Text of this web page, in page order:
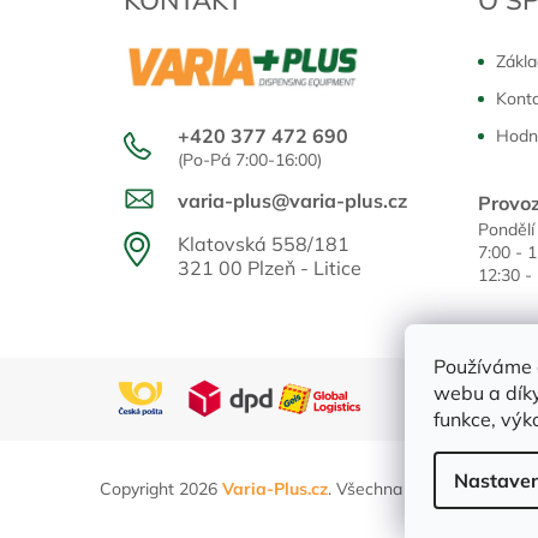
webu a
funkce,
+420 377 472 690
(Po-Pá 7:00-16:00)
varia-plus@varia-plus.cz
Klatovská 558/181
321 00 Plzeň - Litice
7:00 -
12:30 -
Copyright 2026 Varia-Plus.cz. Všechna práva